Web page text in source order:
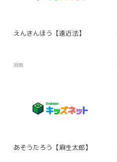
えんきんほう【遠近法】
辞典
あそうたろう【麻生太郎】